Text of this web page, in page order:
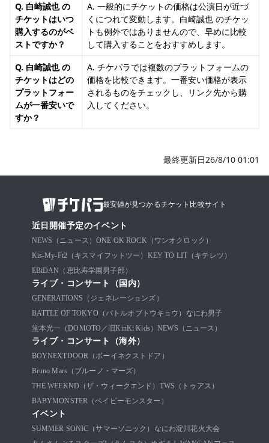
Q. 白崎誠也 の
チケットはいつ
購入するのがベ
ストですか？
A. 一般的にチケットの価格は公演日が近づ
くにつれて変動します。白崎誠也 のチケッ
トも例外ではありませんので、早めに比較
して購入することをおすすめします。
Q. 白崎誠也 の
チケットはどの
プラットフォー
ムが一番安いで
すか？
A. チケパラでは複数のプラットフォームの
価格を比較できます。一番安い価格が表示
されるものをチェックし、リンク先から購
入してください。
最終更新日26/8/10 01:01
最安値が見つかるチケット比較サイト
近日開催予定のイベント
NEWS（ニュース） ONE OK ROCK（ワンオクロック）
Kis-My-Ft2（キスマイフットツー） KEY TO LIT（キテレツ）
EBiDAN（恵比寿学園男子部）
ライブ・コンサート（国内）
GENERATIONS（ジェネレーションズ）
BATTLE OF TOKYO（バトルオブトウキョウ）
なにわ男子
堂本光一（DOMOTO／旧KinKi Kids）NEWS（ニュース）
ライブ・コンサート（海外）
BOYNEXTDOOR（ボーイネクストドア）
Bruno Mars（ブルーノ・マーズ）
THE WEEKND（ザ・ウィークエンド） TWS（トゥアス）
BABYMONSTER（ベイビーモンスター）
イベント
SUMMER SONIC（サマーソニック） なにわ淀川花火大会